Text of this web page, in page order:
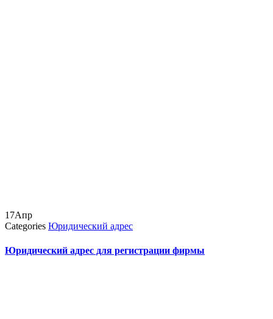
17Апр
Categories Юридический адрес
Юридический адрес для регистрации фирмы